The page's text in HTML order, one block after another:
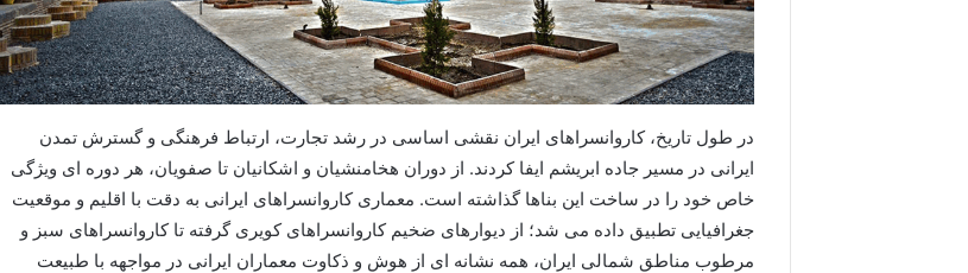
در طول تاریخ، کاروانسراهای ایران نقشی اساسی در رشد تجارت، ارتباط فرهنگی و گسترش تمدن
ایرانی در مسیر جاده ابریشم ایفا کردند. از دوران هخامنشیان و اشکانیان تا صفویان، هر دوره ای ویژگی
خاص خود را در ساخت این بناها گذاشته است. معماری کاروانسراهای ایرانی به دقت با اقلیم و موقعیت
جغرافیایی تطبیق داده می شد؛ از دیوارهای ضخیم کاروانسراهای کویری گرفته تا کاروانسراهای سبز و
مرطوب مناطق شمالی ایران، همه نشانه ای از هوش و ذکاوت معماران ایرانی در مواجهه با طبیعت